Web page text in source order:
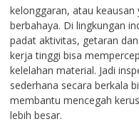
kelonggaran, atau keausan
berbahaya. Di lingkungan
padat aktivitas, getaran
kerja tinggi bisa
kelelahan material. Jadi
sederhana secara berkala
membantu mencegah
lebih besar.